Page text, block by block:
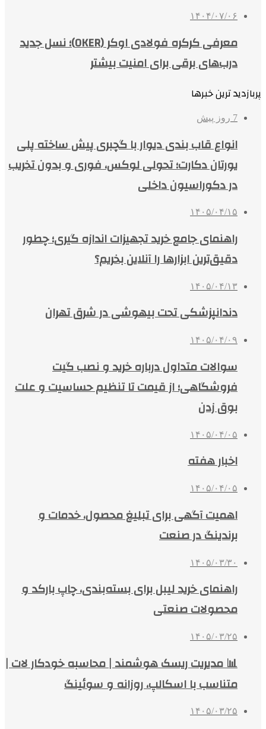
۱۴۰۴/۰۷/۰۶
معرفی کرکره فولادی اوکر (OKER)؛ نسل جدید
درب‌های برقی برای امنیت بیشتر
پربازدید ترین خبرها
7 روز پیش
انواع قاب بندی دیوار با گچبری پیش ساخته پلی
یورتان دکارت؛ تحولی لوکس، فوری و بدون تخریب
در دکوراسیون داخلی
۱۴۰۵/۰۴/۱۵
راهنمای جامع خرید تجهیزات اندازه گیری؛ چطور
دقیق‌ترین ابزارها را آنلاین بخریم؟
۱۴۰۵/۰۴/۱۳
دندانپزشکی تحت بیهوشی در شرق تهران
۱۴۰۵/۰۴/۰۹
سوالات متداول درباره خرید و نصب گیت
فروشگاهی؛ از قیمت تا تنظیم حساسیت و علت
بوق زدن
۱۴۰۵/۰۴/۰۵
اخبار هفته
۱۴۰۵/۰۴/۰۵
اهمیت آگهی برای تبلیغ محصول، خدمات و
برندینگ در صنعت
۱۴۰۵/۰۳/۳۰
راهنمای خرید لیبل برای بسته‌بندی، چاپ بارکد و
محصولات صنعتی
۱۴۰۵/۰۳/۲۵
📊 مدیریت ریسک هوشمند | محاسبه خودکار لات |
متناسب با اسکالپ، روزانه و سوئینگ
۱۴۰۵/۰۳/۲۵